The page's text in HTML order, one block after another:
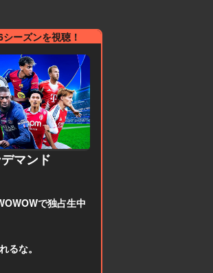
ーズンを視聴！
マンド
で独占生中
るな。